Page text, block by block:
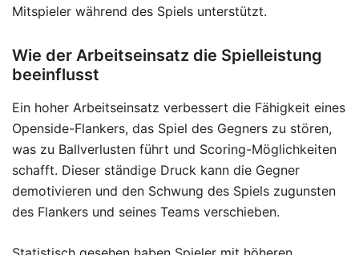
Mitspieler während des Spiels unterstützt.
Wie der Arbeitseinsatz die Spielleistung
beeinflusst
Ein hoher Arbeitseinsatz verbessert die Fähigkeit eines
Openside-Flankers, das Spiel des Gegners zu stören,
was zu Ballverlusten führt und Scoring-Möglichkeiten
schafft. Dieser ständige Druck kann die Gegner
demotivieren und den Schwung des Spiels zugunsten
des Flankers und seines Teams verschieben.